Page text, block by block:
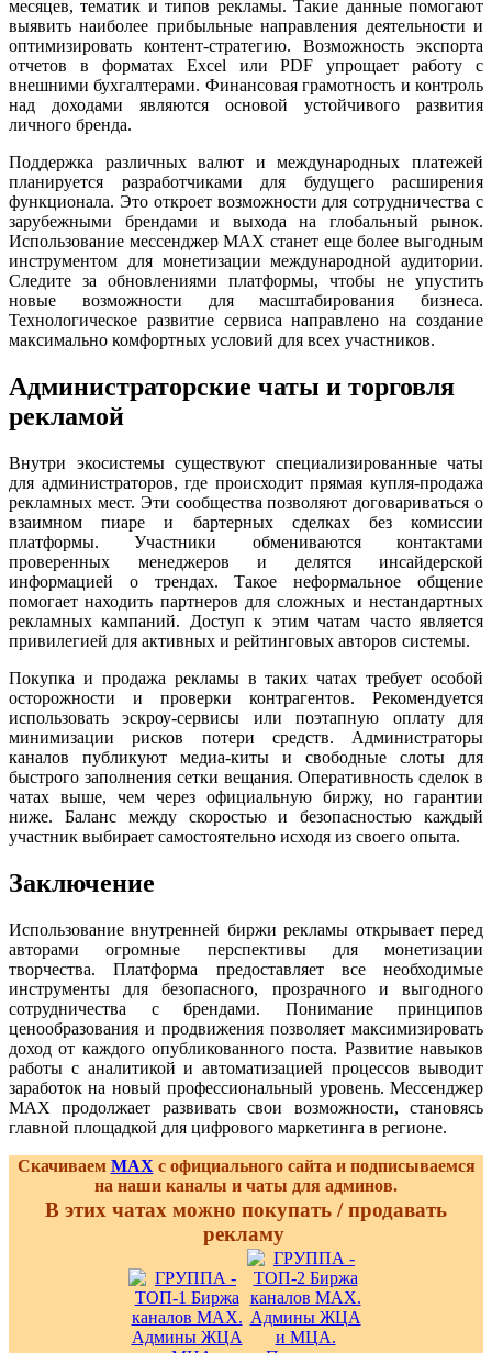
месяцев, тематик и типов рекламы. Такие данные помогают
выявить наиболее прибыльные направления деятельности и
оптимизировать контент-стратегию. Возможность экспорта
отчетов в форматах Excel или PDF упрощает работу с
внешними бухгалтерами. Финансовая грамотность и контроль
над доходами являются основой устойчивого развития
личного бренда.
Поддержка различных валют и международных платежей
планируется разработчиками для будущего расширения
функционала. Это откроет возможности для сотрудничества с
зарубежными брендами и выхода на глобальный рынок.
Использование мессенджер MAX станет еще более выгодным
инструментом для монетизации международной аудитории.
Следите за обновлениями платформы, чтобы не упустить
новые возможности для масштабирования бизнеса.
Технологическое развитие сервиса направлено на создание
максимально комфортных условий для всех участников.
Администраторские чаты и торговля
рекламой
Внутри экосистемы существуют специализированные чаты
для администраторов, где происходит прямая купля-продажа
рекламных мест. Эти сообщества позволяют договариваться о
взаимном пиаре и бартерных сделках без комиссии
платформы. Участники обмениваются контактами
проверенных менеджеров и делятся инсайдерской
информацией о трендах. Такое неформальное общение
помогает находить партнеров для сложных и нестандартных
рекламных кампаний. Доступ к этим чатам часто является
привилегией для активных и рейтинговых авторов системы.
Покупка и продажа рекламы в таких чатах требует особой
осторожности и проверки контрагентов. Рекомендуется
использовать эскроу-сервисы или поэтапную оплату для
минимизации рисков потери средств. Администраторы
каналов публикуют медиа-киты и свободные слоты для
быстрого заполнения сетки вещания. Оперативность сделок в
чатах выше, чем через официальную биржу, но гарантии
ниже. Баланс между скоростью и безопасностью каждый
участник выбирает самостоятельно исходя из своего опыта.
Заключение
Использование внутренней биржи рекламы открывает перед
авторами огромные перспективы для монетизации
творчества. Платформа предоставляет все необходимые
инструменты для безопасного, прозрачного и выгодного
сотрудничества с брендами. Понимание принципов
ценообразования и продвижения позволяет максимизировать
доход от каждого опубликованного поста. Развитие навыков
работы с аналитикой и автоматизацией процессов выводит
заработок на новый профессиональный уровень. Мессенджер
MAX продолжает развивать свои возможности, становясь
главной площадкой для цифрового маркетинга в регионе.
Скачиваем MAX с официального сайта и подписываемся
на наши каналы и чаты для админов.
В этих чатах можно покупать / продавать
рекламу